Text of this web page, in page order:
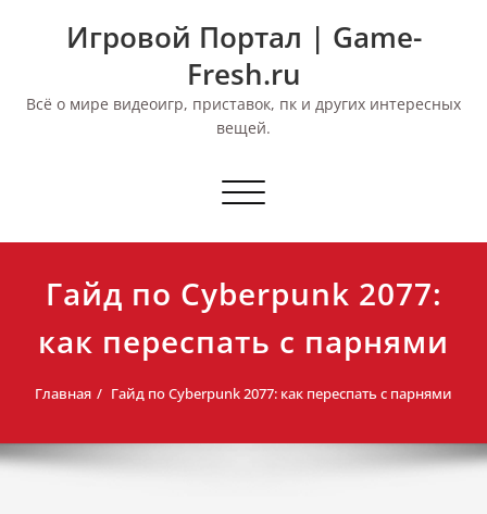
Игровой Портал | Game-
Fresh.ru
Всё о мире видеоигр, приставок, пк и других интересных
вещей.
Переключить
Гайд по Cyberpunk 2077:
как переспать с парнями
Главная Гайд по Cyberpunk 2077: как переспать с парнями